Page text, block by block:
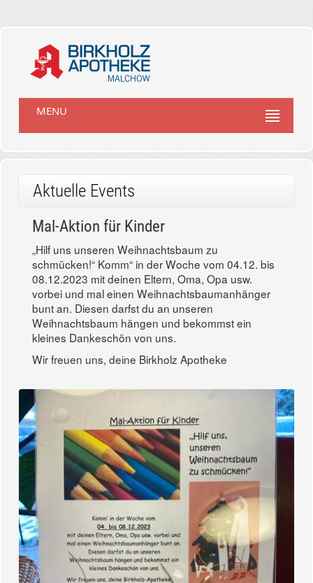
MENU
Aktuelle Events
Mal-Aktion für Kinder
„Hilf uns unseren Weihnachtsbaum zu
schmücken!“ Komm“ in der Woche vom 04.12. bis
08.12.2023 mit deinen Eltern, Oma, Opa usw.
vorbei und mal einen Weihnachtsbaumanhänger
bunt an. Diesen darfst du an unseren
Weihnachtsbaum hängen und bekommst ein
kleines Dankeschön von uns.
Wir freuen uns, deine Birkholz Apotheke